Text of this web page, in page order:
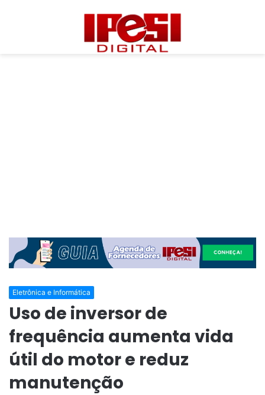
Eletrônica e Informática
Uso de inversor de
frequência aumenta vida
útil do motor e reduz
manutenção